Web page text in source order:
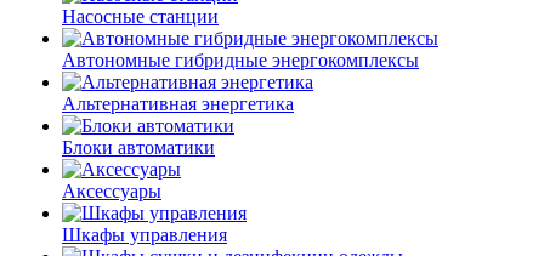
Насосные станции
Автономные гибридные энергокомплексы
Альтернативная энергетика
Блоки автоматики
Аксессуары
Шкафы управления